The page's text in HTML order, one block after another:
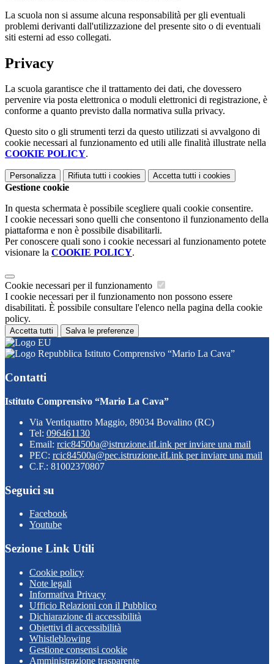
La scuola non si assume alcuna responsabilità per gli eventuali
problemi derivanti dall'utilizzazione del presente sito o di eventuali
siti esterni ad esso collegati.
Privacy
La scuola garantisce che il trattamento dei dati, che dovessero
pervenire via posta elettronica o moduli elettronici di registrazione, è
conforme a quanto previsto dalla normativa sulla privacy.
Questo sito o gli strumenti terzi da questo utilizzati si avvalgono di
cookie necessari al funzionamento ed utili alle finalità illustrate nella
COOKIE POLICY.
Personalizza Rifiuta tutti i cookies Accetta tutti i cookies
Gestione cookie
In questa schermata è possibile scegliere quali cookie consentire.
I cookie necessari sono quelli che consentono il funzionamento della
piattaforma e non è possibile disabilitarli.
Per conoscere quali sono i cookie necessari al funzionamento potete
visionare la COOKIE POLICY.
Cookie necessari per il funzionamento
I cookie necessari per il funzionamento non possono essere
disabilitati. È possibile consultare l'elenco nella pagina della cookie
policy.
Accetta tutti Salva le preferenze
Istituto Comprensivo “Mario La Cava”
Contatti
Istituto Comprensivo “Mario La Cava”
Via Ventiquattro Maggio, 89034 Bovalino (RC)
Tel: 096461130
Email: rcic84500a@istruzione.itLink per inviare una mail
PEC: rcic84500a@pec.istruzione.itLink per inviare una mail
C.F.: 81002370807
Seguici su
Facebook
Youtube
Sezione Link Utili
Cookie policy
Note legali
Informativa Privacy
Ufficio Relazioni con il Pubblico
Dichiarazione di accessibilità
Obiettivi di accessibilità
Whistleblowing
Gestione consensi cookie
Amministrazione trasparente